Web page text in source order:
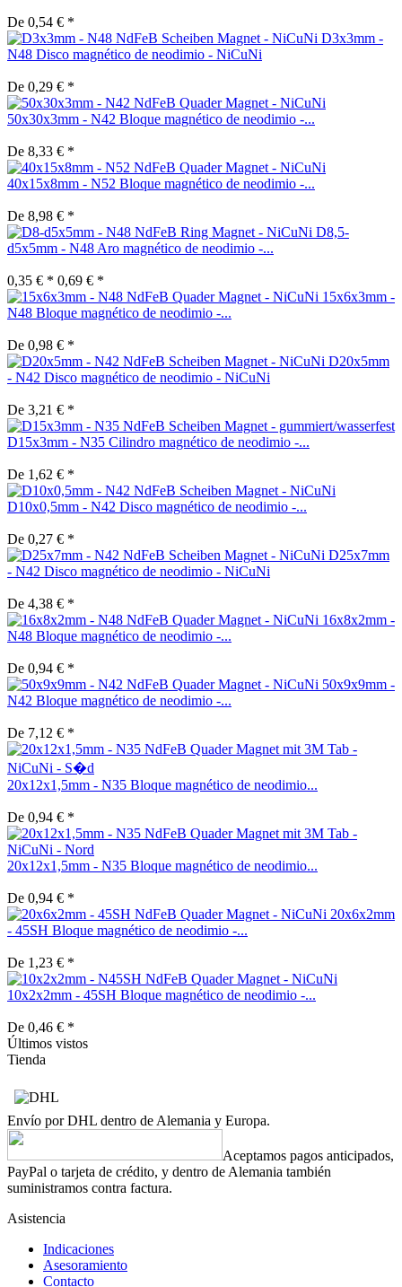
De 0,54 € *
D3x3mm -
N48 Disco magnético de neodimio - NiCuNi
De 0,29 € *
50x30x3mm - N42 Bloque magnético de neodimio -...
De 8,33 € *
40x15x8mm - N52 Bloque magnético de neodimio -...
De 8,98 € *
D8,5-
d5x5mm - N48 Aro magnético de neodimio -...
0,35 € * 0,69 € *
15x6x3mm -
N48 Bloque magnético de neodimio -...
De 0,98 € *
D20x5mm
- N42 Disco magnético de neodimio - NiCuNi
De 3,21 € *
D15x3mm - N35 Cilindro magnético de neodimio -...
De 1,62 € *
D10x0,5mm - N42 Disco magnético de neodimio -...
De 0,27 € *
D25x7mm
- N42 Disco magnético de neodimio - NiCuNi
De 4,38 € *
16x8x2mm -
N48 Bloque magnético de neodimio -...
De 0,94 € *
50x9x9mm -
N42 Bloque magnético de neodimio -...
De 7,12 € *
20x12x1,5mm - N35 Bloque magnético de neodimio...
De 0,94 € *
20x12x1,5mm - N35 Bloque magnético de neodimio...
De 0,94 € *
20x6x2mm
- 45SH Bloque magnético de neodimio -...
De 1,23 € *
10x2x2mm - 45SH Bloque magnético de neodimio -...
De 0,46 € *
Últimos vistos
Tienda
Envío por DHL dentro de Alemania y Europa.
Aceptamos pagos anticipados,
PayPal o tarjeta de crédito, y dentro de Alemania también
suministramos contra factura.
Asistencia
Indicaciones
Asesoramiento
Contacto